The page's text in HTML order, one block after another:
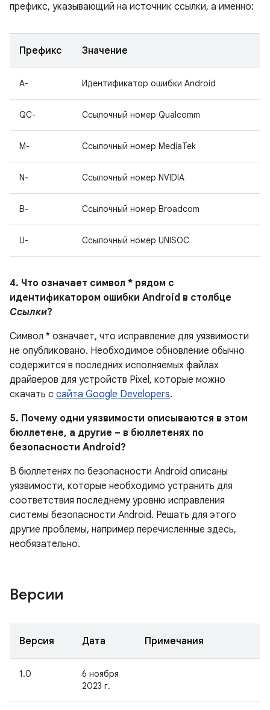
префикс, указывающий на источник ссылки, а именно:
Префикс Значение
A- Идентификатор ошибки Android
QC- Ссылочный номер Qualcomm
M- Ссылочный номер MediaTek
N- Ссылочный номер NVIDIA
B- Ссылочный номер Broadcom
U- Ссылочный номер UNISOC
4. Что означает символ * рядом с
идентификатором ошибки Android в столбце
Ссылки?
Символ * означает, что исправление для уязвимости
не опубликовано. Необходимое обновление обычно
содержится в последних исполняемых файлах
драйверов для устройств Pixel, которые можно
скачать с сайта Google Developers.
5. Почему одни уязвимости описываются в этом
бюллетене, а другие – в бюллетенях по
безопасности Android?
В бюллетенях по безопасности Android описаны
уязвимости, которые необходимо устранить для
соответствия последнему уровню исправления
системы безопасности Android. Решать для этого
другие проблемы, например перечисленные здесь,
необязательно.
Версии
Версия Дата Примечания
1.0
6 ноября
2023 г.